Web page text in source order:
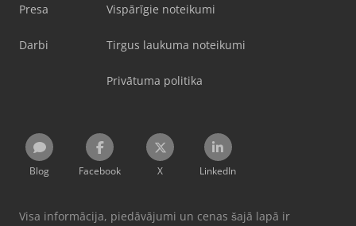
Presa
Darbi
Vispārīgie noteikumi
Tirgus laukuma noteikumi
Privātuma politika
Blog Facebook X LinkedIn
Visa informācija, piedāvājumi un cenas šajā lapā ir